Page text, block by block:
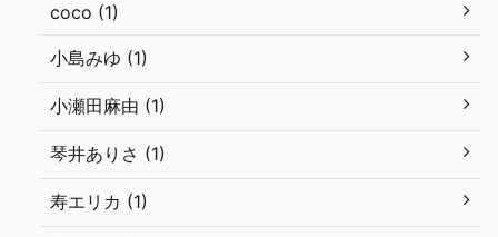
coco (1)
小島みゆ (1)
小瀬田麻由 (1)
琴井ありさ (1)
寿エリカ (1)